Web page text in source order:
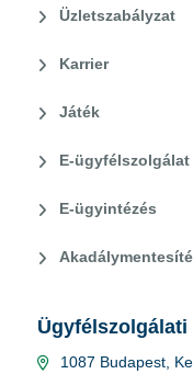
Üzletszabályzat
Karrier
Játék
E-ügyfélszolgálat
E-ügyintézés
Ügyfélszolgálati
1087 Budapest,